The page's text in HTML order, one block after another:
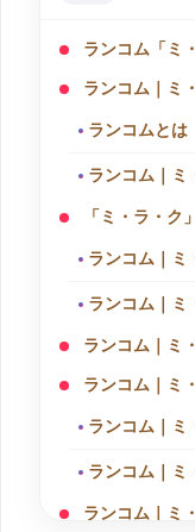
ランコム「ミ
ランコム｜ミ
ランコムとは
ランコム｜ミ
「ミ・ラ・ク
ランコム｜ミ
ランコム｜ミ
ランコム｜ミ
ランコム｜ミ
ランコム｜ミ
ランコム｜ミ
ランコム｜ミ